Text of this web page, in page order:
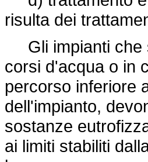
risulta dei
Gli impianti che
corsi d'acqua o in
percorso inferiore
dell'impianto,
sostanze
ai limiti stabiliti